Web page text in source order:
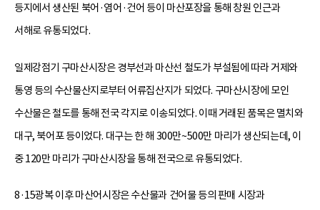
등지에서 생산된 북어·염어·건어 등이 마산포장을 통해 창원 인근과
서해로 유통되었다.
일제강점기 구마산시장은 경부선과 마산선 철도가 부설됨에 따라 거제와
통영 등의 수산물산지로부터 어류집산지가 되었다. 구마산시장에 모인
수산물은 철도를 통해 전국 각지로 이송되었다. 이때 거래된 품목은 멸치와
대구, 북어포 등이었다. 대구는 한 해 300만~500만 마리가 생산되는데, 이
중 120만 마리가 구마산시장을 통해 전국으로 유통되었다.
8·15광복 이후 마산어시장은 수산물과 건어물 등의 판매 시장과